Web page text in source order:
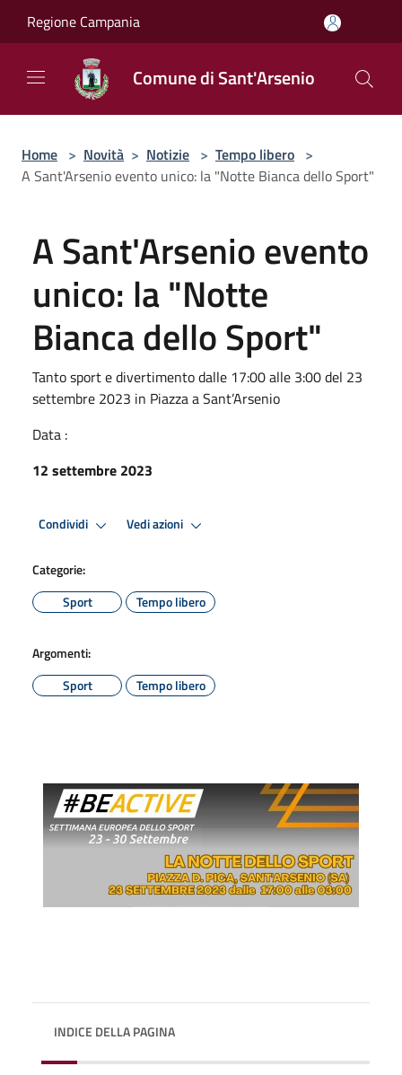
Regione Campania
Comune di Sant'Arsenio
Home > Novità > Notizie > Tempo libero >
A Sant'Arsenio evento unico: la "Notte Bianca dello Sport"
A Sant'Arsenio evento
unico: la "Notte
Bianca dello Sport"
Tanto sport e divertimento dalle 17:00 alle 3:00 del 23
settembre 2023 in Piazza a Sant’Arsenio
Data :
12 settembre 2023
Condividi Vedi azioni
Categorie:
Sport
Tempo libero
Argomenti:
Sport
Tempo libero
INDICE DELLA PAGINA